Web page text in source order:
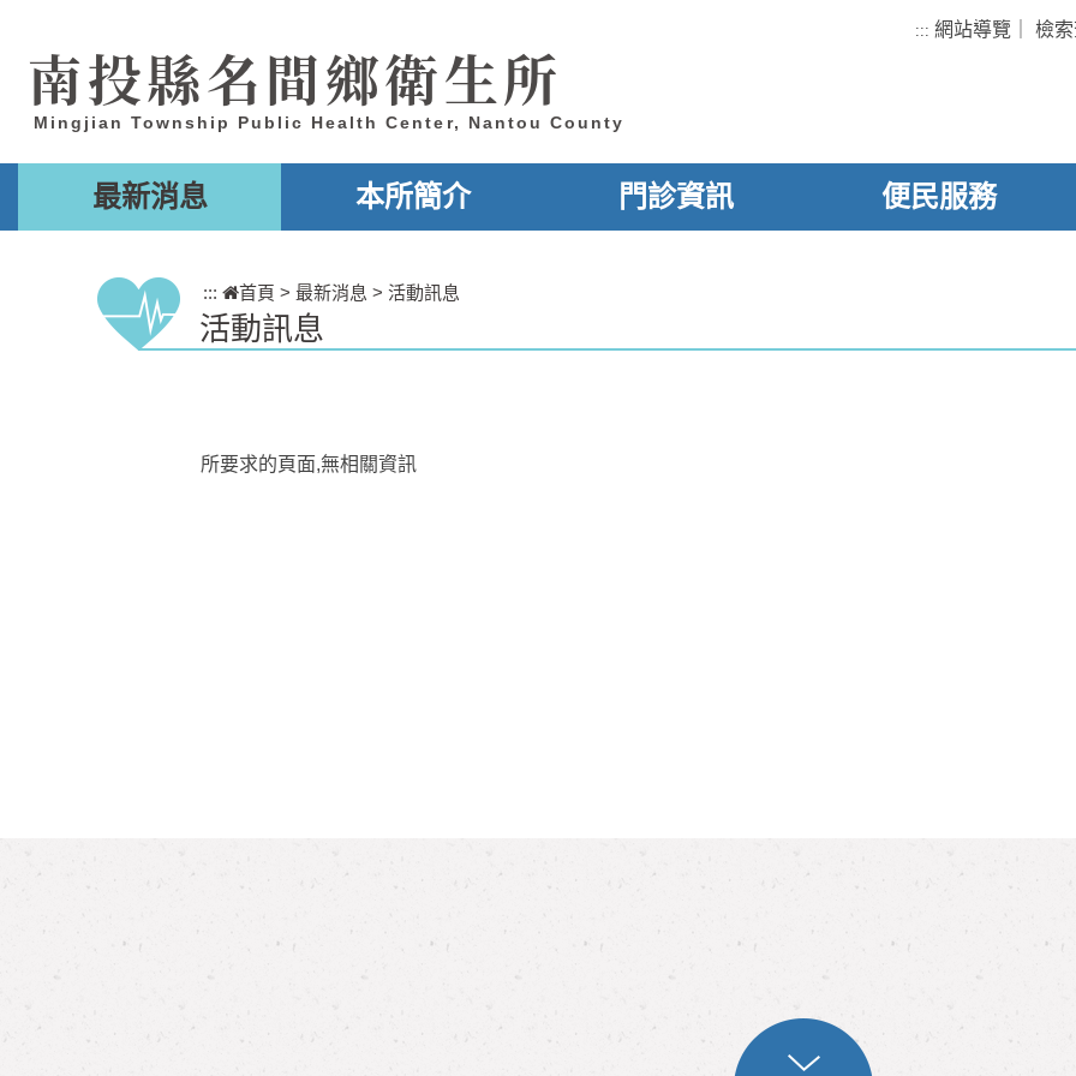
南投縣名間鄉衛生所
Mingjian Township Public Health Center, Nantou County
::: 網站導覽 檢
最新消息 本所簡介 門診資訊 便民服務
::: 首頁 > 最新消息 > 活動訊息
活動訊息
所要求的頁面,無相關資訊